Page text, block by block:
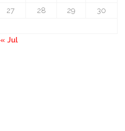
27 28 29
30
« Jul